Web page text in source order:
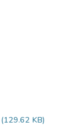
(129.62 KB)